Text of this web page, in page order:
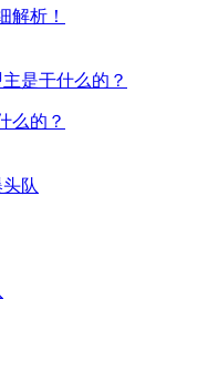
解析！
么的？